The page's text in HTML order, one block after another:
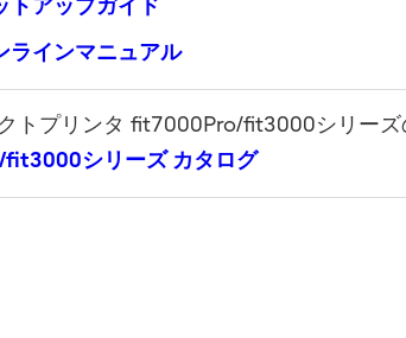
トアップガイド
ラインマニュアル
トプリンタ fit7000Pro/fit3000シリーズ
シリーズ カタログ